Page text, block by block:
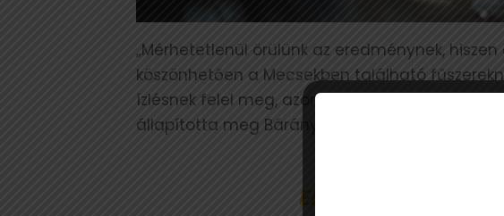
„Mérhetetlenül örülünk az eredménynek,
köszönhetően a Mecsekben található
ízlésnek felel meg, azonban kiderült,
állapította meg Bárány Péter. Az alapító
ERRŐL ÁLMODNI